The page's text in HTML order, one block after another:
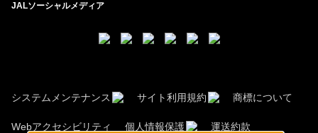
JALソーシャルメディア
システムメンテナンス サイト利用規約 商標について
Webアクセシビリティ 個人情報保護 運送約款